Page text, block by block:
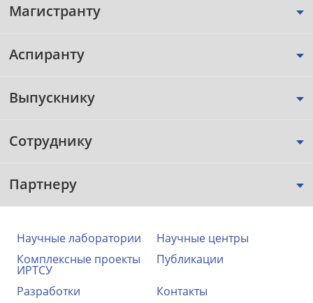
Магистранту
Аспиранту
Выпускнику
Сотруднику
Партнеру
Научные лаборатории
Научные центры
Комплексные проекты
ИРТСУ
Публикации
Разработки
Контакты